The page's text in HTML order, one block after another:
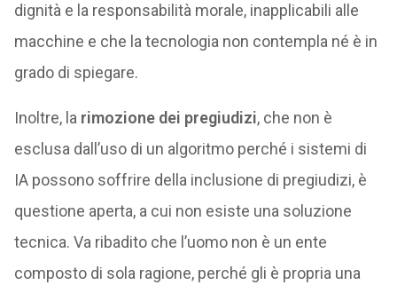
dignità e la responsabilità morale, inapplicabili alle
macchine e che la tecnologia non contempla né è in
grado di spiegare.
Inoltre, la rimozione dei pregiudizi, che non è
esclusa dall’uso di un algoritmo perché i sistemi di
IA possono soffrire della inclusione di pregiudizi, è
questione aperta, a cui non esiste una soluzione
tecnica. Va ribadito che l’uomo non è un ente
composto di sola ragione, perché gli è propria una